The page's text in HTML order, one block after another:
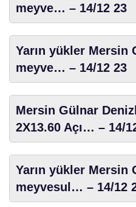
meyve… – 14/12 23
Yarın yükler Mersin
meyve… – 14/12 23
Mersin Gülnar
2X13.60 Açı… – 14/
Yarın yükler Mersin
meyvesul… – 14/12